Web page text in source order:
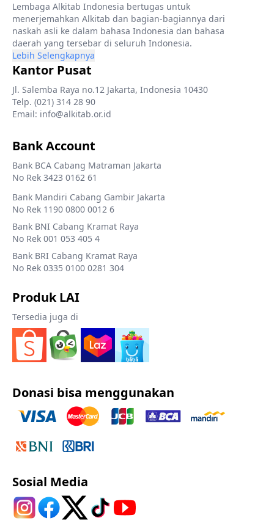
Lembaga Alkitab Indonesia bertugas untuk
menerjemahkan Alkitab dan bagian-bagiannya dari
naskah asli ke dalam bahasa Indonesia dan bahasa
daerah yang tersebar di seluruh Indonesia.
Lebih Selengkapnya
Kantor Pusat
Jl. Salemba Raya no.12 Jakarta, Indonesia 10430
Telp. (021) 314 28 90
Email: info@alkitab.or.id
Bank Account
Bank BCA Cabang Matraman Jakarta
No Rek 3423 0162 61
Bank Mandiri Cabang Gambir Jakarta
No Rek 1190 0800 0012 6
Bank BNI Cabang Kramat Raya
No Rek 001 053 405 4
Bank BRI Cabang Kramat Raya
No Rek 0335 0100 0281 304
Produk LAI
Tersedia juga di
Donasi bisa menggunakan
Sosial Media